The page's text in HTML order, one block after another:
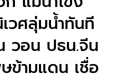
ศลุ่มน้ำทันที
วอน ปธน.จีน
ามแดน เชื่อ